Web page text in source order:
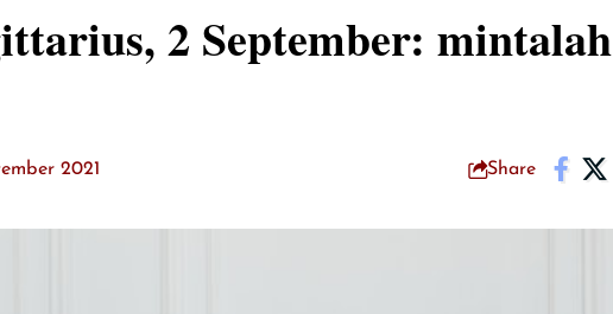
2 September: mintalah
2021 Share